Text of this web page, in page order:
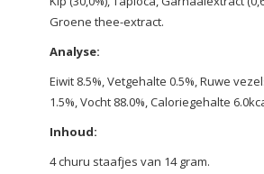
Groene thee-extract.
Analyse:
Eiwit 8.5%, Vetgehalte 0.5%, Ruwe
1.5%, Vocht 88.0%, Caloriegehalte
Inhoud:
4 churu staafjes van 14 gram.